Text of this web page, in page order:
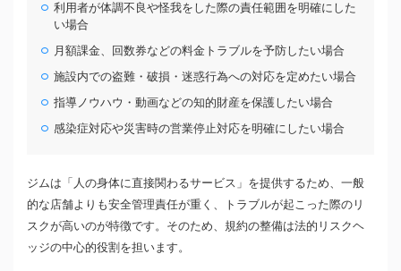
利用者が体調不良や怪我をした際の責任範囲を明確にした
い場合
月額課金、回数券などの料金トラブルを予防したい場合
施設内での盗難・破損・迷惑行為への対応を定めたい場合
指導ノウハウ・動画などの知的財産を保護したい場合
感染症対応や災害時の営業停止対応を明確にしたい場合
ジムは「人の身体に直接関わるサービス」を提供するため、一般
的な店舗よりも安全管理責任が重く、トラブルが起こった際のリ
スクが高いのが特徴です。そのため、規約の整備は法的リスクヘ
ッジの中心的役割を担います。